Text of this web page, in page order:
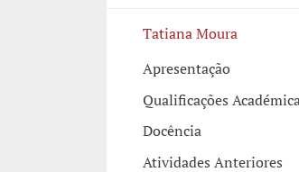
Tatiana Moura
Apresentação
Qualificações
Docência
Atividades Anteriores